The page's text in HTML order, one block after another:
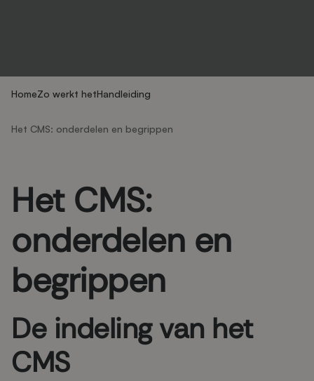
HomeZo werkt hetHandleiding
Het CMS: onderdelen en begrippen
Het CMS:
onderdelen en
begrippen
De indeling van het
CMS